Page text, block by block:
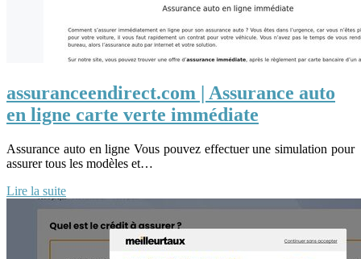
assuranceendirect.com | Assurance auto
en ligne carte verte immédiate
Assurance auto en ligne Vous pouvez effectuer une simulation pour
assurer tous les modèles et…
Lire la suite